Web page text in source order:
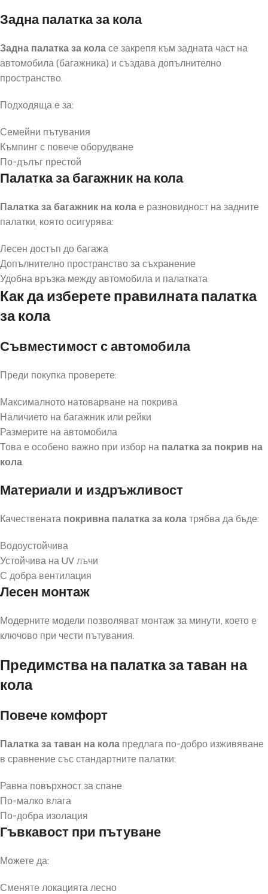
Задна палатка за кола
Задна палатка за кола се закрепя към задната част на
автомобила (багажника) и създава допълнително
пространство.
Подходяща е за:
Семейни пътувания
Къмпинг с повече оборудване
По-дълъг престой
Палатка за багажник на кола
Палатка за багажник на кола е разновидност на задните
палатки, която осигурява:
Лесен достъп до багажа
Допълнително пространство за съхранение
Удобна връзка между автомобила и палатката
Как да изберете правилната палатка
за кола
Съвместимост с автомобила
Преди покупка проверете:
Максималното натоварване на покрива
Наличието на багажник или рейки
Размерите на автомобила
Това е особено важно при избор на палатка за покрив на
кола.
Материали и издръжливост
Качествената покривна палатка за кола трябва да бъде:
Водоустойчива
Устойчива на UV лъчи
С добра вентилация
Лесен монтаж
Модерните модели позволяват монтаж за минути, което е
ключово при чести пътувания.
Предимства на палатка за таван на
кола
Повече комфорт
Палатка за таван на кола предлага по-добро изживяване
в сравнение със стандартните палатки:
Равна повърхност за спане
По-малко влага
По-добра изолация
Гъвкавост при пътуване
Можете да:
Сменяте локацията лесно